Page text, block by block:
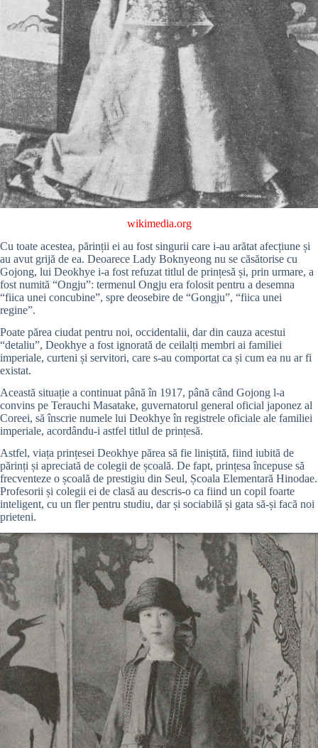
wikimedia.org
Cu toate acestea, părinții ei au fost singurii care i-au arătat afecțiune și
au avut grijă de ea. Deoarece Lady Boknyeong nu se căsătorise cu
Gojong, lui Deokhye i-a fost refuzat titlul de prințesă și, prin urmare, a
fost numită “Ongju”: termenul Ongju era folosit pentru a desemna
“fiica unei concubine”, spre deosebire de “Gongju”, “fiica unei
regine”.
Poate părea ciudat pentru noi, occidentalii, dar din cauza acestui
“detaliu”, Deokhye a fost ignorată de ceilalți membri ai familiei
imperiale, curteni și servitori, care s-au comportat ca și cum ea nu ar fi
existat.
Această situație a continuat până în 1917, până când Gojong l-a
convins pe Terauchi Masatake, guvernatorul general oficial japonez al
Coreei, să înscrie numele lui Deokhye în registrele oficiale ale familiei
imperiale, acordându-i astfel titlul de prințesă.
Astfel, viața prințesei Deokhye părea să fie liniștită, fiind iubită de
părinți și apreciată de colegii de școală. De fapt, prințesa începuse să
frecventeze o școală de prestigiu din Seul, Școala Elementară Hinodae.
Profesorii și colegii ei de clasă au descris-o ca fiind un copil foarte
inteligent, cu un fler pentru studiu, dar și sociabilă și gata să-și facă noi
prieteni.